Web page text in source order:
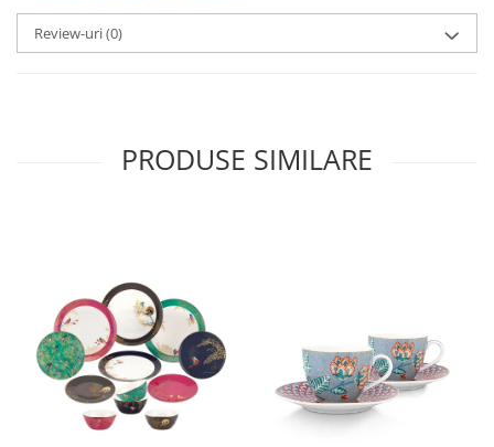
HIBISCUS
SWAN
CREATURES OF CURIOSITY
FLOWER FESTIVAL RED
LOVE BIRDS
CHIQUE VERDE
CHIQUE ROZ
CHIQUE STRIPES VERDE
Review-uri(0)
PRODUSE SIMILARE